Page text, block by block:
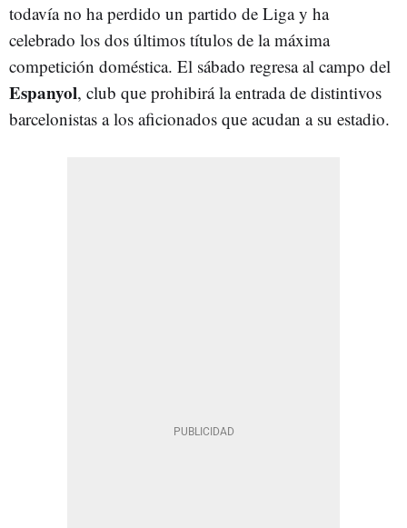
todavía no ha perdido un partido de Liga y ha
celebrado los dos últimos títulos de la máxima
competición doméstica. El sábado regresa al campo del
Espanyol, club que prohibirá la entrada de distintivos
barcelonistas a los aficionados que acudan a su estadio.